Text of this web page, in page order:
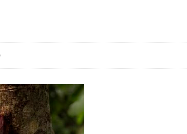
Et si le temps n’existait pas ?
Le régime méditerranéen : un bouclier contre